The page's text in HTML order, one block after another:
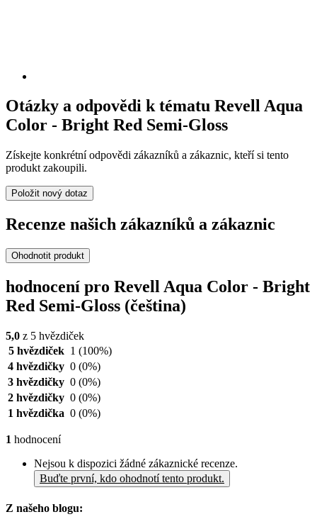
Otázky a odpovědi k tématu Revell Aqua
Color - Bright Red Semi-Gloss
Získejte konkrétní odpovědi zákazníků a zákaznic, kteří si tento
produkt zakoupili.
Položit nový dotaz
Recenze našich zákazníků a zákaznic
Ohodnotit produkt
hodnocení pro Revell Aqua Color - Bright
Red Semi-Gloss (čeština)
5,0 z 5 hvězdiček
5 hvězdiček 1 (100%)
4 hvězdičky 0 (0%)
3 hvězdičky 0 (0%)
2 hvězdičky 0 (0%)
1 hvězdička 0 (0%)
1 hodnocení
Nejsou k dispozici žádné zákaznické recenze.
Buďte první, kdo ohodnotí tento produkt.
Z našeho blogu: